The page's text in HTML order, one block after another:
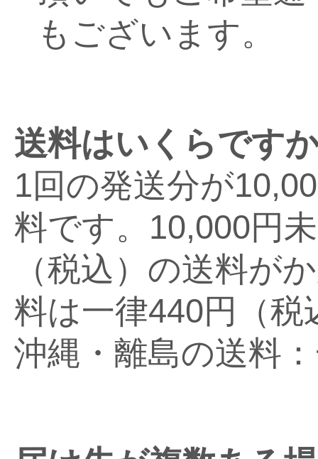
もございます。
送料はいくらです
1回の発送分が
料です。10,000円
（税込）の送料が
料は一律440円（税
沖縄・離島の送料